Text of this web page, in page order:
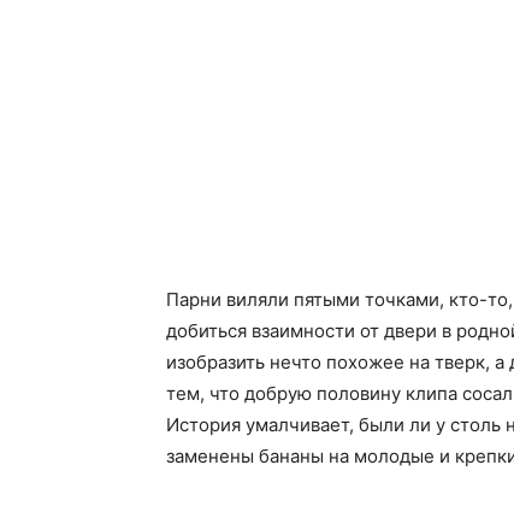
Парни виляли пятыми точками, кто-
добиться взаимности от двери в
изобразить нечто похожее на тверк,
тем, что добрую половину клипа
История умалчивает, были ли у
заменены бананы на молодые и